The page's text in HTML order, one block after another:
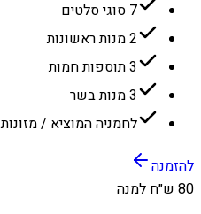
7 סוגי סלטים
2 מנות ראשונות
3 תוספות חמות
3 מנות בשר
לחמניה המוציא / מזונות
להזמנה
80 ש״ח למנה